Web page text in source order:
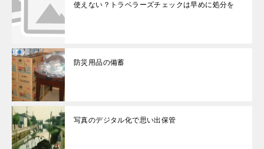
使えない？トラベラーズチェックは早めに処分を
防災用品の備蓄
写真のデジタル化で思い出保管